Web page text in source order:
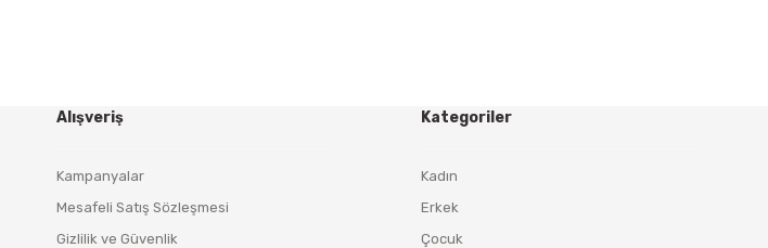
Alışveriş
Kampanyalar
Mesafeli Satış Sözleşmesi
Gizlilik ve Güvenlik
Kategoriler
Kadın
Erkek
Çocuk